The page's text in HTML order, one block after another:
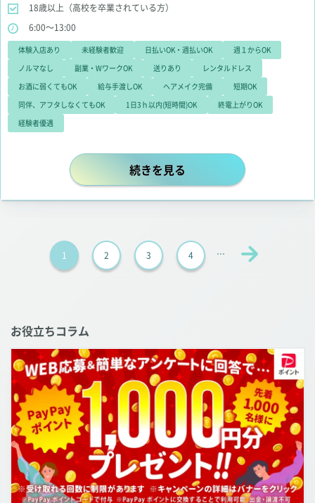
18歳以上（高校を卒業されている方）
6:00～13:00
体験入店あり 未経験者歓迎 日払いOK・週払いOK
週１からOK
ノルマなし
副業・WワークOK 送りあり
レンタルドレス
お酒に弱くてもOK
給与手渡しOK ヘアメイク完備
短期OK
同伴、アフタしなくてもOK
1日3ｈ以内(短時間)OK
終電上がりOK
経験者優遇
「遊びながら稼げる仕事とか……な
続きを見る
1 2 3 4
お役立ちコラム